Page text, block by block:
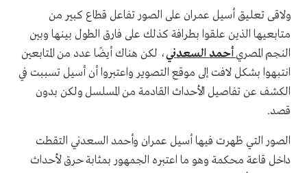
ولاقى تعليق أسيل عمران على الصور تفاعل قطاع كبير من
متابعيها الذين علقوا بطرافة كذلك على فارق الطول بينها وبين
النجم المصريأحمد السعدني، لكن هناك أيضًا عدد من المتابعين
انتبهوا بشكل لافت إلى موقع التصوير واعتبروا أن أسيل تسببت في
الكشف عن تفاصيل الأحداث القادمة من المسلسل ولكن بدون
قصد.
الصور التي ظهرت فيها أسيل عمران وأحمد السعدني التقطت
داخل قاعة محكمة وهو ما اعتبره الجمهور بمثابة حرق لأحداث